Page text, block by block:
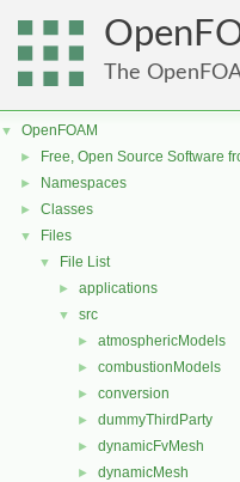
The
▼ OpenFOAM
► Free, Open Source Software
► Namespaces
► Classes
▼ Files
▼ File List
► applications
▼ src
► atmosphericModels
► combustionModels
► conversion
► dummyThirdParty
► dynamicFvMesh
► dynamicMesh